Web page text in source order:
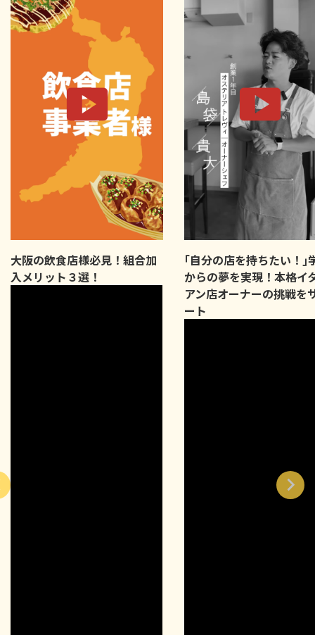
大阪の飲食店様必見！組合加
入メリット３選！
｢自分の店を持ちたい！｣
からの夢を実現！本格イ
アン店オーナーの挑戦を
ート